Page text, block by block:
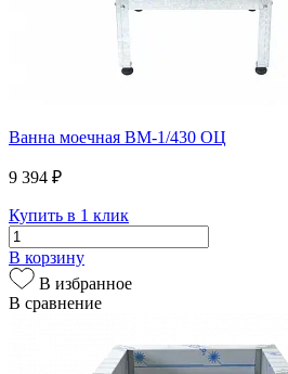
Ванна моечная ВМ-1/430 ОЦ
9 394 ₽
Купить в 1 клик
В корзину
В избранное
В сравнение